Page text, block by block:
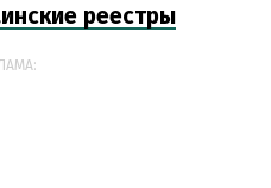
реестры